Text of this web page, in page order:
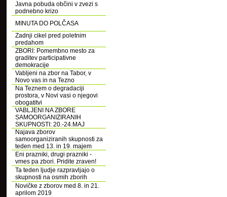
Javna pobuda občini v zvezi s
podnebno krizo
MINUTA DO POLČASA
Zadnji cikel pred poletnim
predahom
ZBORI: Pomembno mesto za
graditev participativne
demokracije
Vabljeni na zbor na Tabor, v
Novo vas in na Tezno
Na Teznem o degradaciji
prostora, v Novi vasi o njegovi
obogatitvi
VABLJENI NA ZBORE
SAMOORGANIZIRANIH
SKUPNOSTI: 20.-24.MAJ
Najava zborov
samoorganiziranih skupnosti za
teden med 13. in 19. majem
Eni prazniki, drugi prazniki -
vmes pa zbori. Pridite zraven!
Ta teden ljudje razpravljajo o
skupnosti na osmih zborih
Novičke z zborov med 8. in 21.
aprilom 2019